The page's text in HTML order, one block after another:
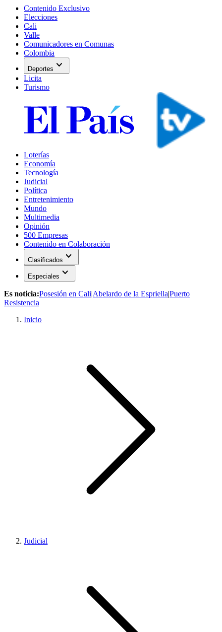
Contenido Exclusivo
Elecciones
Cali
Valle
Comunicadores en Comunas
Colombia
Deportes expand_more
Licita
Turismo
Loterías
Economía
Tecnología
Judicial
Política
Entretenimiento
Mundo
Multimedia
Opinión
500 Empresas
Contenido en Colaboración
Clasificados expand_more
Especiales expand_more
Es noticia:Posesión en Cali|Abelardo de la Espriella|Puerto
Resistencia
Inicio
Judicial